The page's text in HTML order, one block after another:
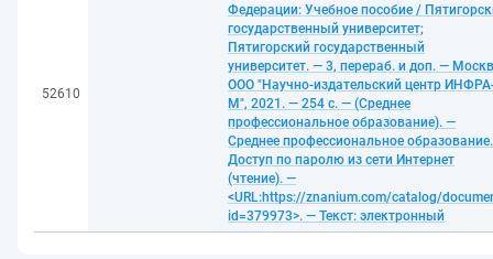
52610
Федерации: Учебное пособие /
государственный университет;
Пятигорский государственный
университет. — 3, перераб. и доп. —
ООО "Научно-издательский центр
М", 2021. — 254 с. — (Среднее
профессиональное образование). —
Среднее профессиональное
Доступ по паролю из сети Интернет
(чтение). —
<URL:https://znanium.com/catalog/
id=379973>. — Текст: электронный